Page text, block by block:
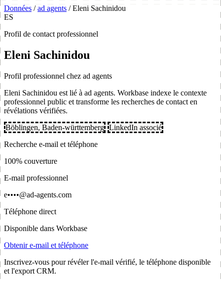
Données / ad agents / Eleni Sachinidou
ES
Profil de contact professionnel
Eleni Sachinidou
Profil professionnel chez ad agents
Eleni Sachinidou est lié à ad agents. Workbase indexe le contexte
professionnel public et transforme les recherches de contact en
révélations vérifiées.
Böblingen, Baden-württemberg LinkedIn associé
Recherche e-mail et téléphone
100% couverture
E-mail professionnel
e••••@ad-agents.com
Téléphone direct
Disponible dans Workbase
Obtenir e-mail et téléphone
Inscrivez-vous pour révéler l'e-mail vérifié, le téléphone disponible
et l'export CRM.